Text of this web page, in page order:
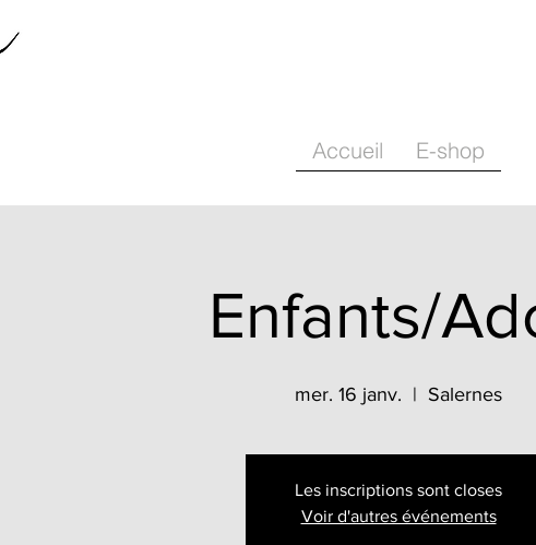
Accueil E-shop
Enfants/
mer. 16 janv.
  |
Salernes
Les inscriptions sont closes
Voir d'autres événements